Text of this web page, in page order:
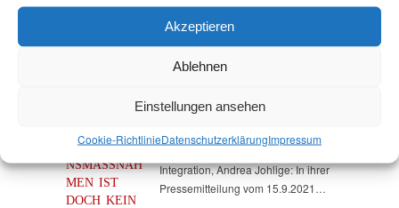
Akzeptieren
Ablehnen
Einstellungen ansehen
Cookie-RichtlinieDatenschutz­erklärungImpressum
ZUSAMMENK
INTEGRATIO
NSMASSNAHM
EN IST D
OCH KEIN E
Zur heutigen Pressemitteilung des
Gesundheit, Integration und
Sprecherin für Migration und
Integration, Andrea Johlige: In ihrer
Pressemitteilung vom 15.9.2021…